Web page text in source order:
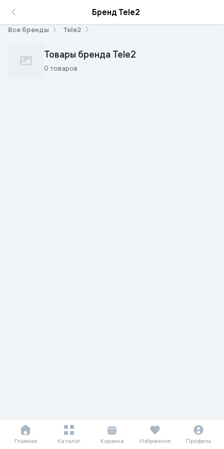
Бренд Tele2
Все бренды Tele2
Товары бренда Tele2
0 товаров
Главная Каталог Корзина Избранное Профиль